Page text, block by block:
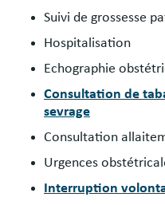
Suivi de grossesse
Hospitalisation
Echographie
Consultation de
sevrage
Consultation
Urgences
Interruption